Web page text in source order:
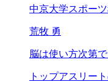
中京大学スポー
荒牧 勇
脳は使い方次第で
トップアスリー